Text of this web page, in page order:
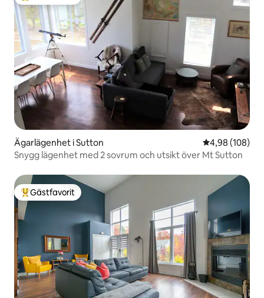
Ägarlägenhet i Sutton 4,98 av 5 i
4,98 (108)
Snygg lägenhet med 2 sovrum och utsikt över Mt Sutton
Populär gästfavorit
Gästfavorit